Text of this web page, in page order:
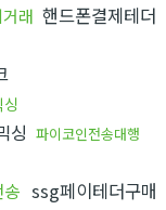
래 핸드폰결제테더
싱 파이코인전송대행
ssg페이테더구매